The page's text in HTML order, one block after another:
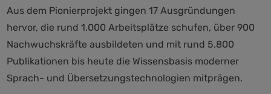
Aus dem Pionierprojekt gingen 17 Ausgründungen
hervor, die rund 1.000 Arbeitsplätze schufen, über 900
Nachwuchskräfte ausbildeten und mit rund 5.800
Publikationen bis heute die Wissensbasis moderner
Sprach- und Übersetzungstechnologien mitprägen.